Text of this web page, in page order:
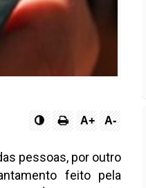
A+ A-
pessoas, por outro
feito pela